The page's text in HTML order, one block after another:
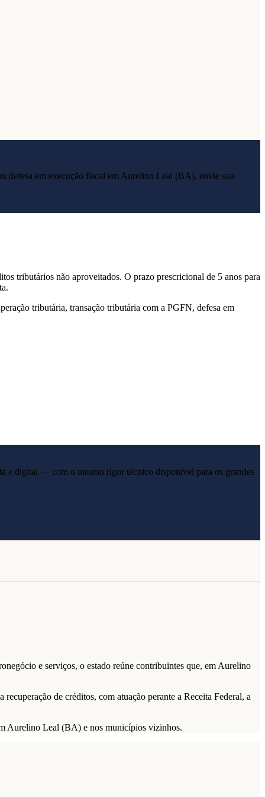
defesa em execução fiscal em Aurelino Leal (BA), envie sua
tributários não aproveitados. O prazo prescricional de 5 anos para
tributária, transação tributária com a PGFN, defesa em
e digital — com o mesmo rigor técnico disponível para os grandes
e serviços, o estado reúne contribuintes que, em Aurelino
de créditos, com atuação perante a Receita Federal, a
Aurelino Leal (BA) e nos municípios vizinhos.